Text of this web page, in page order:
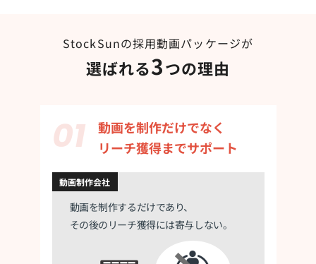
StockSunの採用動画パッケージが
選ばれる3つの理由
動画を制作だけでなく
リーチ獲得までサポート
動画制作会社
動画を制作するだけであり、
その後のリーチ獲得には寄与しない。